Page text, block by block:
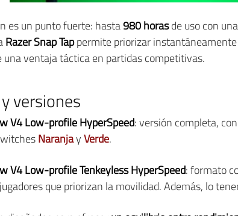
es un punto fuerte: hasta980 horasde uso con
Razer Snap Tappermite priorizar
una ventaja táctica en partidas competitivas.
versiones
V4 Low-profile HyperSpeed: versión completa,
NaranjayVerde.
V4 Low-profile Tenkeyless HyperSpeed: formato
que priorizan la movilidad. Además, lo